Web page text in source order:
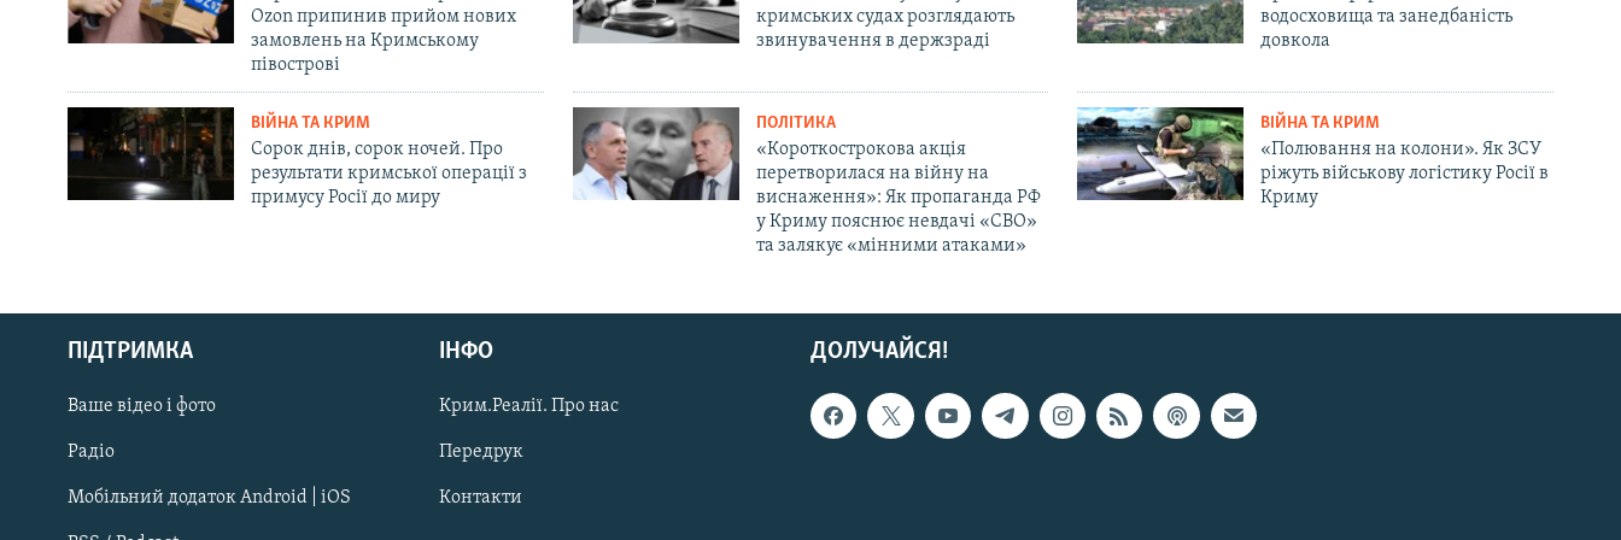
Русский
Qırımtatar
ДОЛУЧАЙСЯ!
Ozon припинив прийом нових
замовлень на Кримському
півострові
кримських судах розглядають
звинувачення в держзраді
водосховища та занедбаність
довкола
ВІЙНА ТА КРИМ
Сорок днів, сорок ночей. Про
результати кримської операції з
примусу Росії до миру
ПОЛІТИКА
«Короткострокова акція
перетворилася на війну на
виснаження»: Як пропаганда РФ
у Криму пояснює невдачі «СВО»
та залякує «мінними атаками»
ВІЙНА ТА КРИМ
«Полювання на колони». Як ЗСУ
ріжуть військову логістику Росії в
Криму
ДОЛУЧАЙСЯ!
ПІДТРИМКА
Ваше відео і фото
Радіо
Мобільний додаток Android | iOS
ІНФО
Крим.Реалії. Про нас
Передрук
Контакти